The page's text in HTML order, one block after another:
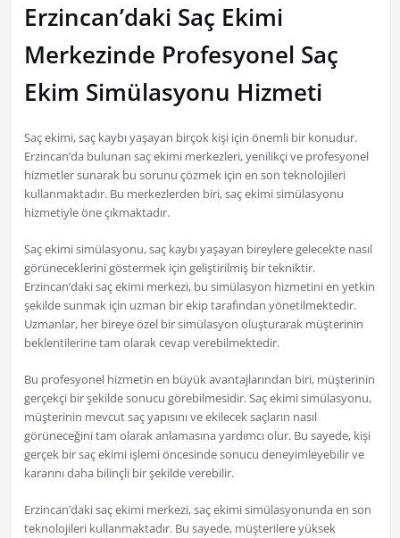
Erzincan’daki Saç Ekimi
Merkezinde Profesyonel Saç
Ekim Simülasyonu Hizmeti
Saç ekimi, saç kaybı yaşayan birçok kişi için önemli bir konudur.
Erzincan’da bulunan saç ekimi merkezleri, yenilikçi ve profesyonel
hizmetler sunarak bu sorunu çözmek için en son teknolojileri
kullanmaktadır. Bu merkezlerden biri, saç ekimi simülasyonu
hizmetiyle öne çıkmaktadır.
Saç ekimi simülasyonu, saç kaybı yaşayan bireylere gelecekte nasıl
görüneceklerini göstermek için geliştirilmiş bir tekniktir.
Erzincan’daki saç ekimi merkezi, bu simülasyon hizmetini en yetkin
şekilde sunmak için uzman bir ekip tarafından yönetilmektedir.
Uzmanlar, her bireye özel bir simülasyon oluşturarak müşterinin
beklentilerine tam olarak cevap verebilmektedir.
Bu profesyonel hizmetin en büyük avantajlarından biri, müşterinin
gerçekçi bir şekilde sonucu görebilmesidir. Saç ekimi simülasyonu,
müşterinin mevcut saç yapısını ve ekilecek saçların nasıl
görüneceğini tam olarak anlamasına yardımcı olur. Bu sayede, kişi
gerçek bir saç ekimi işlemi öncesinde sonucu deneyimleyebilir ve
kararını daha bilinçli bir şekilde verebilir.
Erzincan’daki saç ekimi merkezi, saç ekimi simülasyonunda en son
teknolojileri kullanmaktadır. Bu sayede, müşterilere yüksek